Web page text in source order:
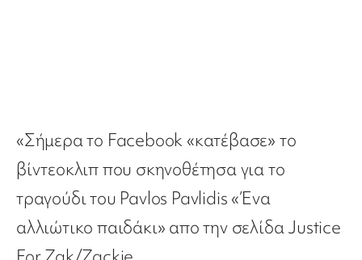
«Σήμερα το Facebook «κατέβασε» το
βίντεοκλιπ που σκηνοθέτησα για το
τραγούδι του Pavlos Pavlidis «Ένα
αλλιώτικο παιδάκι» απο την σελίδα Justice